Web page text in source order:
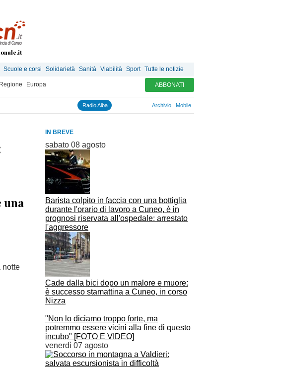
Scuole e corsi Solidarietà Sanità Viabilità Sport Tutte le notizie
Regione Europa ABBONATI
Radio Alba Archivio Mobile
IN BREVE
sabato 08 agosto
Barista colpito in faccia con una bottiglia
durante l'orario di lavoro a Cuneo, è in
prognosi riservata all'ospedale: arrestato
l'aggressore
Cade dalla bici dopo un malore e muore:
è successo stamattina a Cuneo, in corso
Nizza
"Non lo diciamo troppo forte, ma
potremmo essere vicini alla fine di questo
incubo" [FOTO E VIDEO]
venerdì 07 agosto
una
notte